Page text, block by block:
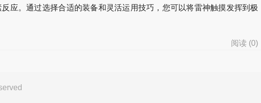
应。通过选择合适的装备和灵活运用技巧，您可以将雷神触摸发挥到极
阅读 (0)